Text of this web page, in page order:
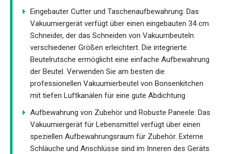
Eingebauter Cutter und Taschenaufbewahrung: Das
Vakuumiergerät verfügt über einen eingebauten 34 cm
Schneider, der das Schneiden von Vakuumbeuteln
verschiedener Größen erleichtert. Die integrierte
Beutelrutsche ermöglicht eine einfache Aufbewahrung
der Beutel. Verwenden Sie am besten die
professionellen Vakuumierbeutel von Bonsenkitchen
mit tiefen Luftkanälen für eine gute Abdichtung
Aufbewahrung von Zubehör und Robuste Paneele: Das
Vakuumiergerät für Lebensmittel verfügt über einen
speziellen Aufbewahrungsraum für Zubehör. Externe
Schläuche und Anschlüsse sind im Inneren des Geräts